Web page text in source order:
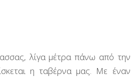
λίγα μέτρα πάνω από την
η ταβέρνα μας. Με έναν